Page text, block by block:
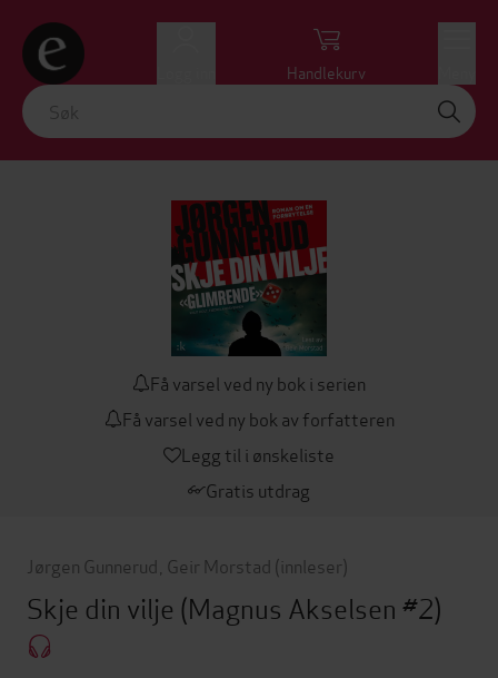
Handlekurv
Få varsel ved ny bok i serien
Få varsel ved ny bok av forfatteren
Legg til i ønskeliste
Gratis utdrag
Jørgen Gunnerud Geir Morstad (innleser)
Skje din vilje (Magnus Akselsen #2)